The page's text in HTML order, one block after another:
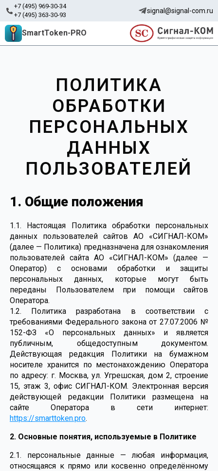
+7 (495) 969-30-34
+7 (495) 363-30-93
signal@signal-com.ru
SmartToken-PRO
ПОЛИТИКА
ОБРАБОТКИ
ПЕРСОНАЛЬНЫХ
ДАННЫХ
ПОЛЬЗОВАТЕЛЕЙ
1. Общие положения
1.1. Настоящая Политика обработки персональных
данных пользователей сайтов АО «СИГНАЛ-КОМ»
(далее — Политика) предназначена для ознакомления
пользователей сайта АО «СИГНАЛ-КОМ» (далее —
Оператор) с основами обработки и защиты
персональных данных, которые могут быть
переданы Пользователем при помощи сайтов
Оператора.
1.2. Политика разработана в соответствии с
требованиями Федерального закона от 27.07.2006 №
152-ФЗ «О персональных данных» и является
публичным, общедоступным документом.
Действующая редакция Политики на бумажном
носителе хранится по местонахождению Оператора
по адресу: г. Москва, ул. Угрешская, дом 2, строение
15, этаж 3, офис СИГНАЛ-КОМ. Электронная версия
действующей редакции Политики размещена на
сайте Оператора в сети интернет:
https://smarttoken.pro.
2. Основные понятия, используемые в Политике
2.1. персональные данные — любая информация,
относящаяся к прямо или косвенно определённому